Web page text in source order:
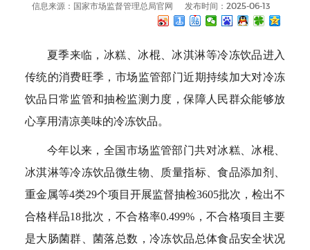
信息来源：国家市场监督管理总局官网 发布时间：2025-06-13
夏季来临，冰糕、冰棍、冰淇淋等冷冻饮品进入
传统的消费旺季，市场监管部门近期持续加大对冷冻
饮品日常监管和抽检监测力度，保障人民群众能够放
心享用清凉美味的冷冻饮品。
今年以来，全国市场监管部门共对冰糕、冰棍、
冰淇淋等冷冻饮品微生物、质量指标、食品添加剂、
重金属等4类29个项目开展监督抽检3605批次，检出不
合格样品18批次，不合格率0.499%，不合格项目主要
是大肠菌群、菌落总数，冷冻饮品总体食品安全状况